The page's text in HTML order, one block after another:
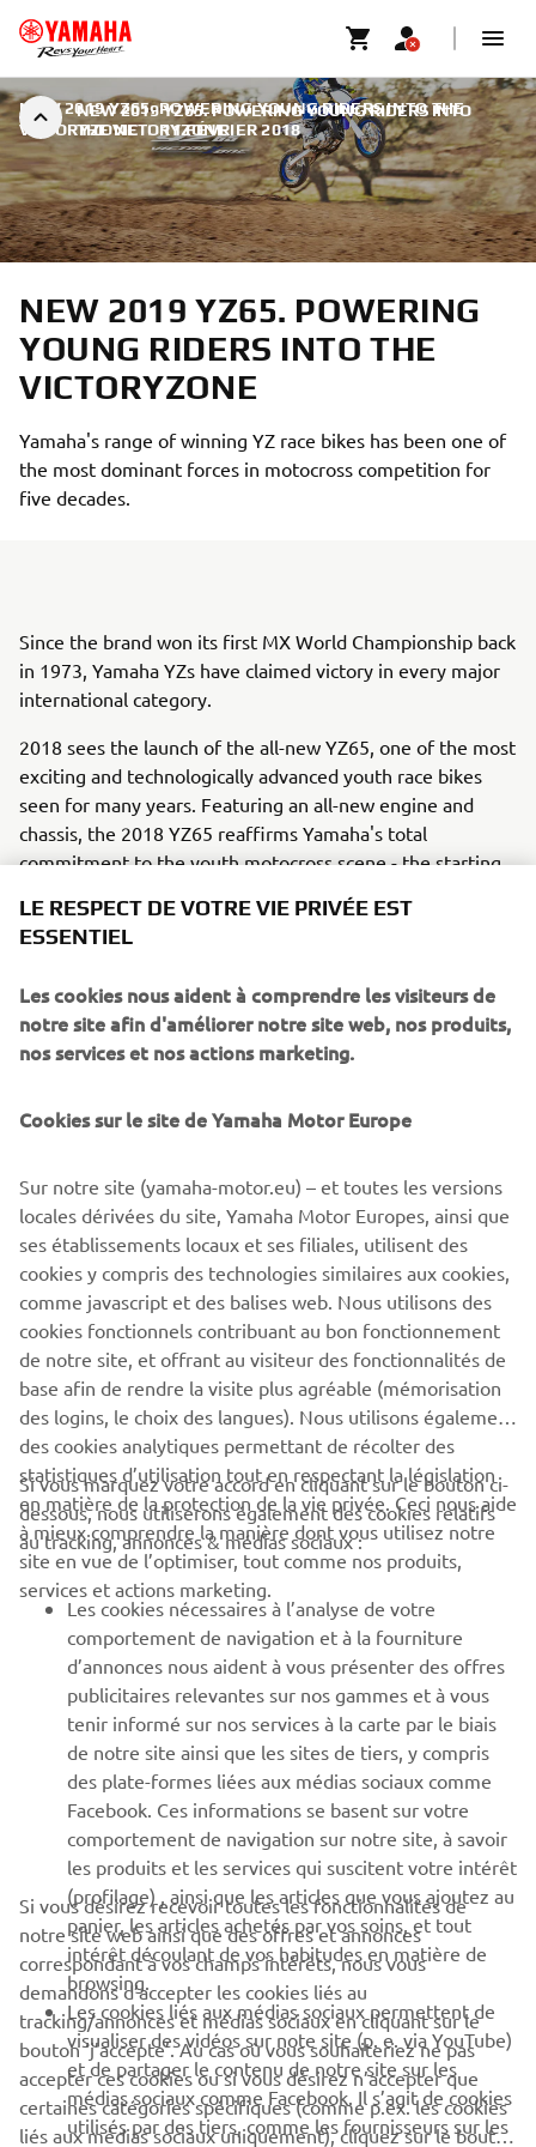
NEW 2019 YZ65. POWERING YOUNG RIDERS INTO
THE VICTORYZONE
NEW 2019 YZ65. POWERING YOUNG RIDERS INTO THE
VICTORYZONE | 11 FÉVRIER 2018
NEW 2019 YZ65. POWERING
YOUNG RIDERS INTO THE
VICTORYZONE
Yamaha's range of winning YZ race bikes has been one of
the most dominant forces in motocross competition for
five decades.
Since the brand won its first MX World Championship back
in 1973, Yamaha YZs have claimed victory in every major
international category.
2018 sees the launch of the all-new YZ65, one of the most
exciting and technologically advanced youth race bikes
seen for many years. Featuring an all-new engine and
chassis, the 2018 YZ65 reaffirms Yamaha's total
commitment to the youth motocross scene - the starting
YZ65 boasts an all-new 65cc 2-stroke liquid-cooled engine
(YPVS) – giving smooth power delivery and optimizing
torque output. Its new semi double cradle frame ensures
light and stable handling with easy agility. YZ65 also
that allow confident cornering.
standard equipment. Its race blue bodywork, bold graphics
and blue rims are inspired by Yamaha's YZ450FM MXGP
bike, and every key feature on this youth motocross bike
has been developed by the same team of engineers that
are responsible for the company's other YZ race bikes.
CORPORATE
BUSINESS
PLUS YAMAHA
SUPPORT
NEWSLETTER
Découvrez en exclusivité les dernières offres, les événements
spéciaux, les nouveautés et bien plus encore
S'ABONNER
Lisez notre politique de confidentialité pour savoir comment
nous traitons vos données personnelles :Politique de
Confidentialité
Belgium (French)
LE RESPECT DE VOTRE VIE PRIVÉE EST
ESSENTIEL
Les cookies nous aident à comprendre les visiteurs de
notre site afin d'améliorer notre site web, nos produits,
nos services et nos actions marketing.
Cookies sur le site de Yamaha Motor Europe
Sur notre site (yamaha-motor.eu) – et toutes les versions
locales dérivées du site, Yamaha Motor Europes, ainsi que
ses établissements locaux et ses filiales, utilisent des
cookies y compris des technologies similaires aux cookies,
comme javascript et des balises web. Nous utilisons des
cookies fonctionnels contribuant au bon fonctionnement
de notre site, et offrant au visiteur des fonctionnalités de
base afin de rendre la visite plus agréable (mémorisation
des logins, le choix des langues). Nous utilisons également
des cookies analytiques permettant de récolter des
statistiques d’utilisation tout en respectant la législation
en matière de la protection de la vie privée. Ceci nous aide
à mieux comprendre la manière dont vous utilisez notre
site en vue de l’optimiser, tout comme nos produits,
services et actions marketing.
Si vous marquez votre accord en cliquant sur le bouton ci-
dessous, nous utiliserons également des cookies relatifs
au tracking, annonces & médias sociaux :
Les cookies nécessaires à l’analyse de votre
comportement de navigation et à la fourniture
d’annonces nous aident à vous présenter des offres
publicitaires relevantes sur nos gammes et à vous
tenir informé sur nos services à la carte par le biais
de notre site ainsi que les sites de tiers, y compris
des plate-formes liées aux médias sociaux comme
Facebook. Ces informations se basent sur votre
comportement de navigation sur notre site, à savoir
les produits et les services qui suscitent votre intérêt
(profilage) , ainsi que les articles que vous ajoutez au
panier, les articles achetés par vos soins, et tout
intérêt découlant de vos habitudes en matière de
browsing.
Les cookies liés aux médias sociaux permettent de
visualiser des vidéos sur note site (p. e. via YouTube)
et de partager le contenu de notre site sur les
médias sociaux comme Facebook. Il s’agit de cookies
utilisés par des tiers, comme les fournisseurs sur les
Si vous désirez recevoir toutes les fonctionnalités de
notre site web ainsi que des offres et annonces
correspondant à vos champs intérêts, nous vous
demandons d’accepter les cookies liés au
tracking/annonces et médias sociaux en cliquant sur le
bouton ‘j’accepte’. Au cas où vous souhaiteriez ne pas
accepter ces cookies ou si vous désirez n’accepter que
certaines catégories spécifiques (comme p.ex. les cookies
liés aux médias sociaux uniquement), cliquez sur le bouton